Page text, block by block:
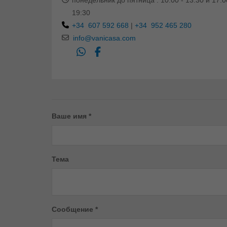
19:30
+34 607 592 668 | +34 952 465 280
info@vanicasa.com
Ваше имя *
Тема
Сообщение *